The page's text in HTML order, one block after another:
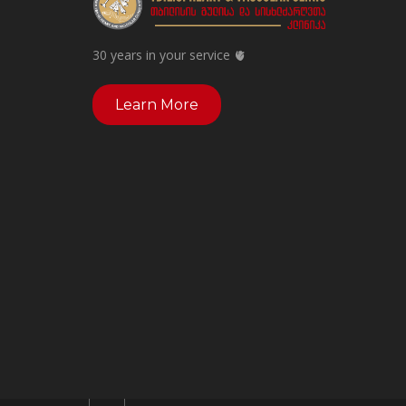
30 years in your service 🫀
Learn More